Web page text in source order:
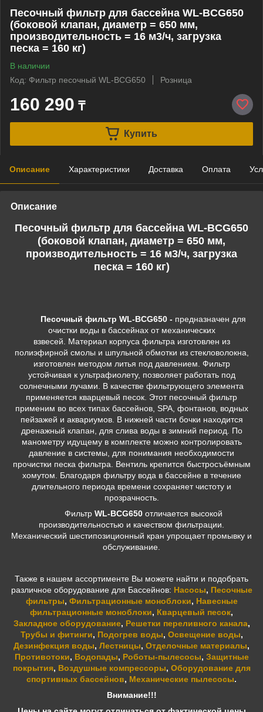
Песочный фильтр для бассейна WL-BCG650
(боковой клапан, диаметр = 650 мм,
производительность = 16 м3/ч, загрузка
песка = 160 кг)
В наличии
Код: Фильтр песочный WL-BCG650
Розница
160 290 ₸
Купить
Описание Характеристики Доставка Оплата
Описание
Песочный фильтр для бассейна WL-BCG650
(боковой клапан, диаметр = 650 мм,
производительность = 16 м3/ч, загрузка
песка = 160 кг)
Песочный фильтр WL-BCG650 - предназначен для
очистки воды в бассейнах от механических
взвесей. Материал корпуса фильтра изготовлен из
полиэфирной смолы и шпульной обмотки из стекловолокна,
изготовлен методом литья под давлением. Фильтр
устойчивая к ультрафиолету, позволяет работать под
солнечными лучами. В качестве фильтрующего элемента
применяется кварцевый песок. Этот песочный фильтр
применим во всех типах бассейнов, SPA, фонтанов, водных
пейзажей и аквариумов. В нижней части бочки находится
дренажный клапан, для слива воды в зимний период. По
манометру идущему в комплекте можно контролировать
давление в системы, для понимания необходимости
прочистки песка фильтра. Вентиль крепится быстросъёмным
хомутом. Благодаря фильтру вода в бассейне в течение
длительного периода времени сохраняет чистоту и
прозрачность.
Фильтр WL-BCG650отличается высокой
производительностью и качеством фильтрации.
Механический шестипозиционный кран упрощает промывку и
обслуживание.
Также в нашем ассортименте Вы можете найти и подобрать
различное оборудование для Бассейнов: Насосы, Песочные
фильтры, Фильтрационные моноблоки, Навесные
фильтрационные моноблоки, Кварцевый песок,
Закладное оборудование, Решетки переливного канала,
Трубы и фитинги, Подогрев воды, Освещение воды,
Дезинфекция воды, Лестницы, Отделочные материалы,
Противотоки, Водопады, Роботы-пылесосы, Защитные
покрытия, Воздушные компрессоры, Оборудование для
спортивных бассейнов, Механические пылесосы.
Внимание!!!